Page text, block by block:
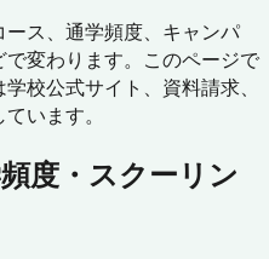
ス、通学頻度、キャンパ
変わります。このページで
校公式サイト、資料請求、
います。
度・スクーリン